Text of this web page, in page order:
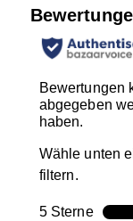
Bewertungen
abgegeben
haben.
Wähle unten
filtern.
5 SterneSterne